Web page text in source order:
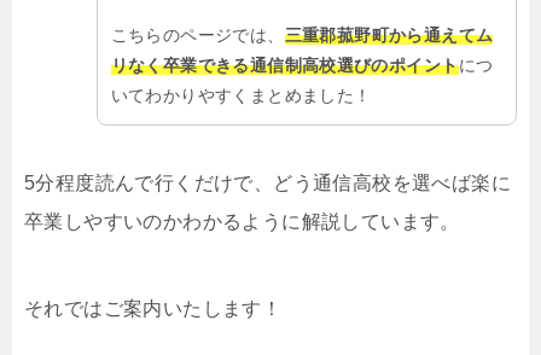
こちらのページでは、 三重郡菰野町から通えてム
リなく卒業できる通信制高校選びのポイントにつ
いてわかりやすくまとめました！
5分程度読んで行くだけで、どう通信高校を選べば楽に
卒業しやすいのかわかるように解説しています。
それではご案内いたします！